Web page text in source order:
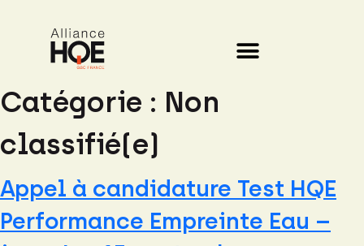
Catégorie : Non
classifié(e)
Appel à candidature Test HQE
Performance Empreinte Eau –